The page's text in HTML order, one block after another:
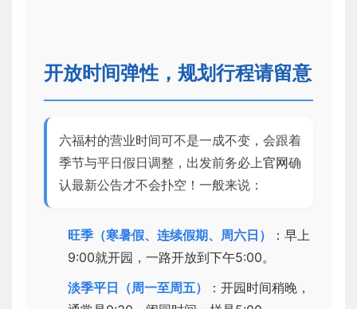
开放时间弹性，规划行程请留意
六福村的营业时间可不是一成不变，会跟着
季节与平日假日调整，出发前务必上官网确
认最新公告才不会扑空！一般来说：
旺季（寒暑假、连续假期、周六日）
：早上
9:00就开园，一路开放到下午5:00。
淡季平日（周一至周五）
：开园时间稍晚，